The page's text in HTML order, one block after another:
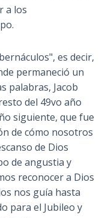
a los
es decir,
permaneció un
palabras, Jacob
del 49vo año
siguiente, que fue
de cómo nosotros
de Dios
de angustia y
reconocer a Dios
nos guía hasta
para el Jubileo y